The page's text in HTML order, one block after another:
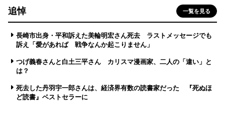
追悼 一覧を見る
長崎市出身・平和訴えた美輪明宏さん死去 ラストメッセージでも
訴え「愛があれば 戦争なんか起こりません」
つげ義春さんと白土三平さん カリスマ漫画家、二人の「違い」と
は？
死去した丹羽宇一郎さんは、経済界有数の読書家だった 『死ぬほ
ど読書』ベストセラーに